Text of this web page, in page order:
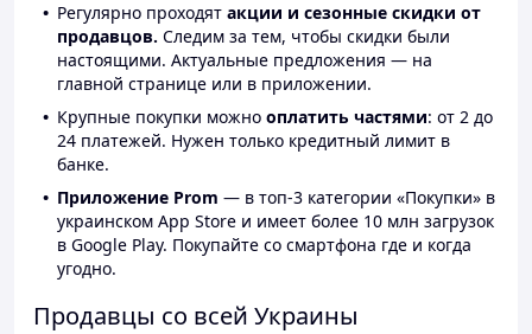
Регулярно проходят акции и сезонные скидки от
продавцов. Следим за тем, чтобы скидки были
настоящими. Актуальные предложения — на
главной странице или в приложении.
Крупные покупки можно оплатить частями: от 2 до
24 платежей. Нужен только кредитный лимит в
банке.
Приложение Prom — в топ-3 категории «Покупки» в
украинском App Store и имеет более 10 млн загрузок
в Google Play. Покупайте со смартфона где и когда
угодно.
Продавцы со всей Украины